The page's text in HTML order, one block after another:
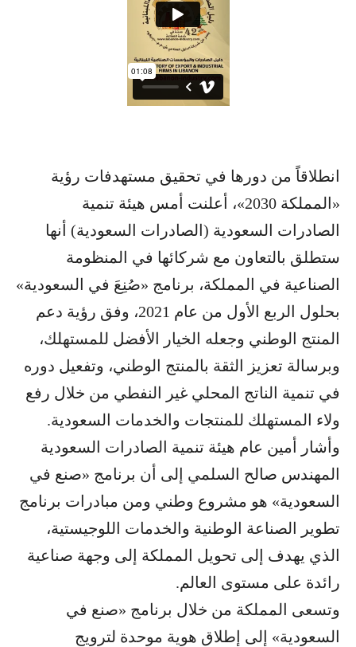
انطلاقاً من دورها في تحقيق مستهدفات رؤية
«المملكة 2030»، أعلنت أمس هيئة تنمية
الصادرات السعودية (الصادرات السعودية) أنها
ستطلق بالتعاون مع شركائها في المنظومة
الصناعية في المملكة، برنامج «صُنِعَ في السعودية»
بحلول الربع الأول من عام 2021، وفق رؤية دعم
المنتج الوطني وجعله الخيار الأفضل للمستهلك،
وبرسالة تعزيز الثقة بالمنتج الوطني، وتفعيل دوره
في تنمية الناتج المحلي غير النفطي من خلال رفع
ولاء المستهلك للمنتجات والخدمات السعودية.
وأشار أمين عام هيئة تنمية الصادرات السعودية
المهندس صالح السلمي إلى أن برنامج «صنع في
السعودية» هو مشروع وطني ومن مبادرات برنامج
تطوير الصناعة الوطنية والخدمات اللوجيستية،
الذي يهدف إلى تحويل المملكة إلى وجهة صناعية
رائدة على مستوى العالم.
وتسعى المملكة من خلال برنامج «صنع في
السعودية» إلى إطلاق هوية موحدة لترويج